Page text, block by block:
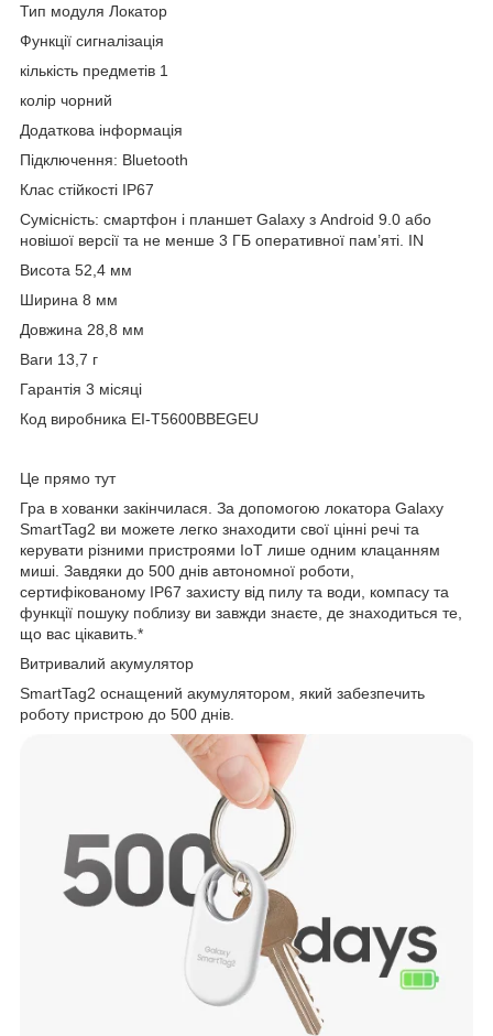
Тип модуля Локатор
Функції сигналізація
кількість предметів 1
колір чорний
Додаткова інформація
Підключення: Bluetooth
Клас стійкості IP67
Сумісність: смартфон і планшет Galaxy з Android 9.0 або
новішої версії та не менше 3 ГБ оперативної пам’яті. IN
Висота 52,4 мм
Ширина 8 мм
Довжина 28,8 мм
Ваги 13,7 г
Гарантія 3 місяці
Код виробника EI-T5600BBEGEU
Це прямо тут
Гра в хованки закінчилася. За допомогою локатора Galaxy
SmartTag2 ви можете легко знаходити свої цінні речі та
керувати різними пристроями IoT лише одним клацанням
миші. Завдяки до 500 днів автономної роботи,
сертифікованому IP67 захисту від пилу та води, компасу та
функції пошуку поблизу ви завжди знаєте, де знаходиться те,
що вас цікавить.*
Витривалий акумулятор
SmartTag2 оснащений акумулятором, який забезпечить
роботу пристрою до 500 днів.